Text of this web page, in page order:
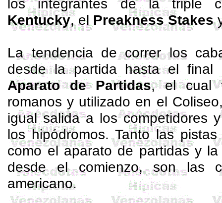
los integrantes de la triple
Kentucky, el Preakness Stakes
La tendencia de correr los
desde la partida hasta el final
Aparato de Partidas, el cual
romanos y utilizado en el
igual salida a los competidores
los hipódromos. Tanto las
como el aparato de partidas y
desde el comienzo, son las
americano.